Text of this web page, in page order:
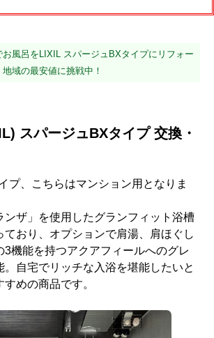
風呂をLIXIL スパージュBXタイプにリフォー
域の最安値に挑戦中！
スパージュBXタイプ 交換・
プ、こちらはマンション用となりま
ンザ」を使用したグランフィット浴槽
ており、オプションで肩湯、肩ほぐし
3機能を持つアクアフィールへのグレ
。自宅でリッチな入浴を堪能したいと
めの商品です。